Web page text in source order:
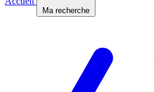
Ma recherche